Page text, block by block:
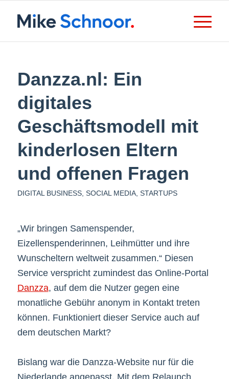
Danzza.nl: Ein
digitales
Geschäftsmodell mit
kinderlosen Eltern
und offenen Fragen
DIGITAL BUSINESS, SOCIAL MEDIA, STARTUPS
„Wir bringen Samenspender,
Eizellenspenderinnen, Leihmütter und ihre
Wunscheltern weltweit zusammen.“ Diesen
Service verspricht zumindest das Online-Portal
Danzza, auf dem die Nutzer gegen eine
monatliche Gebühr anonym in Kontakt treten
können. Funktioniert dieser Service auch auf
dem deutschen Markt?
Bislang war die Danzza-Website nur für die